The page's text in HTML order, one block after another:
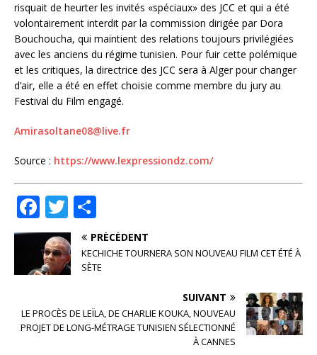
risquait de heurter les invités «spéciaux» des JCC et qui a été
volontairement interdit par la commission dirigée par Dora
Bouchoucha, qui maintient des relations toujours privilégiées
avec les anciens du régime tunisien. Pour fuir cette polémique
et les critiques, la directrice des JCC sera à Alger pour changer
d’air, elle a été en effet choisie comme membre du jury au
Festival du Film engagé.
Amirasoltane08@live.fr
Source : https://www.lexpressiondz.com/
F
a
c
e
o
o
T
w
it
te
ar
ta
g
r
PRÉCÉDENT
KECHICHE TOURNERA SON NOUVEAU FILM CET ÉTÉ À
SÈTE
SUIVANT
LE PROCÈS DE LEÏLA, DE CHARLIE KOUKA, NOUVEAU
PROJET DE LONG-MÉTRAGE TUNISIEN SÉLECTIONNÉ
À CANNES